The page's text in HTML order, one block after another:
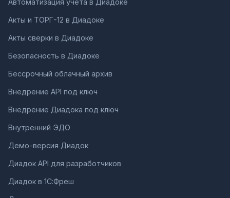
Автоматизация учета в Диадоке
Акты и ТОРГ-12 в Диадоке
Акты сверки в Диадоке
Безопасность в Диадоке
Бессрочный облачный архив
Внедрение API под ключ
Внедрение Диадока под ключ
Внутренний ЭДО
Демо-версия Диадок
Диадок API для разработчиков
Диадок в 1С:Фреш